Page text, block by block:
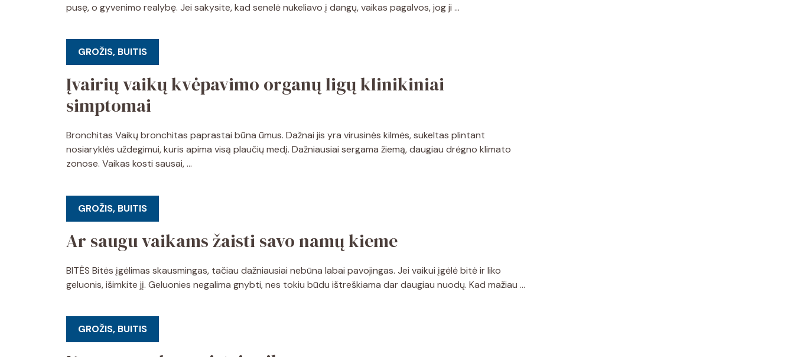
pusę, o gyvenimo realybę. Jei sakysite, kad senelė nukeliavo į dangų, vaikas pagalvos, jog ji …
GROŽIS, BUITIS
Įvairių vaikų kvėpavimo organų ligų klinikiniai
simptomai
Bronchitas Vaikų bronchitas paprastai būna ūmus. Dažnai jis yra virusinės kilmės, sukeltas plintant
nosiaryklės uždegimui, kuris apima visą plaučių medį. Dažniausiai sergama žiemą, daugiau drėgno klimato
zonose. Vaikas kosti sausai, …
GROŽIS, BUITIS
Ar saugu vaikams žaisti savo namų kieme
BITĖS Bitės įgėlimas skausmingas, tačiau dažniausiai nebūna labai pavojingas. Jei vaikui įgėlė bitė ir liko
geluonis, išimkite jį. Geluonies negalima gnybti, nes tokiu būdu ištreškiama dar daugiau nuodų. Kad mažiau …
GROŽIS, BUITIS